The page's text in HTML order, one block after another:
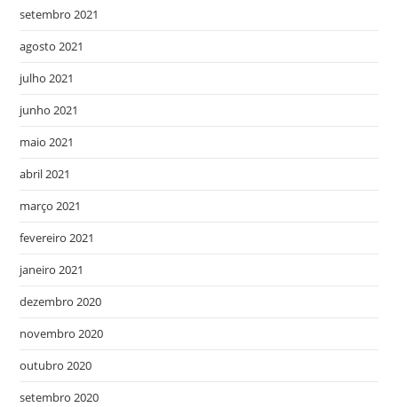
setembro 2021
agosto 2021
julho 2021
junho 2021
maio 2021
abril 2021
março 2021
fevereiro 2021
janeiro 2021
dezembro 2020
novembro 2020
outubro 2020
setembro 2020